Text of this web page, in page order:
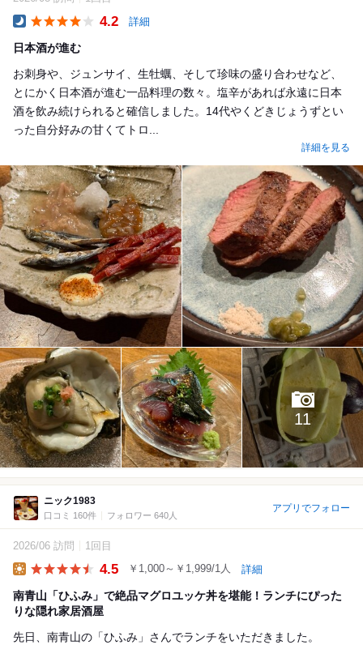
4.2 詳細
日本酒が進む
お刺身や、ジュンサイ、生牡蠣、そして珍味の盛り合わせなど、
とにかく日本酒が進む一品料理の数々。塩辛があれば永遠に日本
酒を飲み続けられると確信しました。14代やくどきじょうずとい
った自分好みの甘くてトロ...
詳細を見る
11
ニック1983
口コミ 160件 フォロワー 640人
アプリでフォロー
2026/06 訪問 1回目
4.5 ￥1,000～￥1,999/1人 詳細
南青山「ひふみ」で絶品マグロユッケ丼を堪能！ランチにぴった
りな隠れ家居酒屋
先日、南青山の「ひふみ」さんでランチをいただきました。